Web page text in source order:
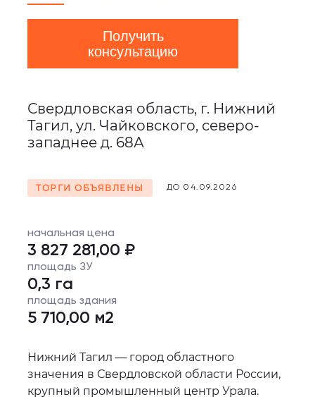
Получить
консультацию
Свердловская область, г. Нижний
Тагил, ул. Чайковского, северо-
западнее д. 68А
ТОРГИ ОБЪЯВЛЕНЫ ДО 04.09.2026
начальная цена
3 827 281,00 ₽
площадь ЗУ
0,3 га
площадь здания
5 710,00 м2
Нижний Тагил — город областного
значения в Свердловской области России,
крупный промышленный центр Урала.